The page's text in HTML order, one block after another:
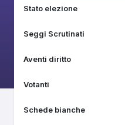
Stato elezione
Seggi Scrutinati
Aventi diritto
Votanti
Schede bianche